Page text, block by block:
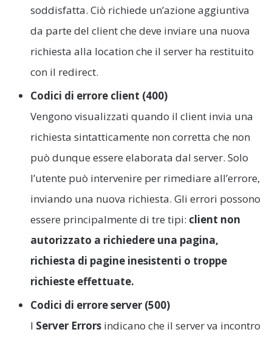
soddisfatta. Ciò richiede un’azione aggiuntiva
da parte del client che deve inviare una nuova
richiesta alla location che il server ha restituito
con il redirect.
Codici di errore client (400)
Vengono visualizzati quando il client invia una
richiesta sintatticamente non corretta che non
può dunque essere elaborata dal server. Solo
l’utente può intervenire per rimediare all’errore,
inviando una nuova richiesta. Gli errori possono
essere principalmente di tre tipi: client non
autorizzato a richiedere una pagina,
richiesta di pagine inesistenti o troppe
richieste effettuate.
Codici di errore server (500)
I Server Errors indicano che il server va incontro